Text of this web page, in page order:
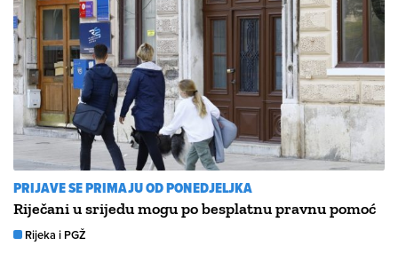
PRIJAVE SE PRIMAJU OD PONEDJELJKA
Riječani u srijedu mogu po besplatnu pravnu pomoć
Rijeka i PGŽ